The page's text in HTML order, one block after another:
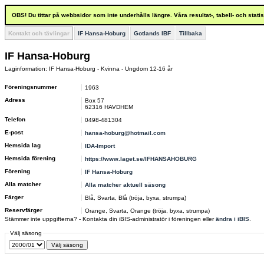
OBS! Du tittar på webbsidor som inte underhålls längre. Våra resultat-, tabell- och
Kontakt och tävlingar IF Hansa-Hoburg Gotlands IBF Tillbaka
IF Hansa-Hoburg
Laginformation: IF Hansa-Hoburg - Kvinna - Ungdom 12-16 år
Föreningsnummer
1963
Adress
Box 57
62316 HAVDHEM
Telefon
0498-481304
E-post
hansa-hoburg@hotmail.com
Hemsida lag
IDA-Import
Hemsida förening
https://www.laget.se/IFHANSAHOBURG
Förening
IF Hansa-Hoburg
Alla matcher
Alla matcher aktuell säsong
Färger
Blå, Svarta, Blå (tröja, byxa, strumpa)
Reservfärger
Orange, Svarta, Orange (tröja, byxa, strumpa)
Stämmer inte uppgifterna? - Kontakta din iBIS-administratör i föreningen ellerändra i iBIS
Välj säsong